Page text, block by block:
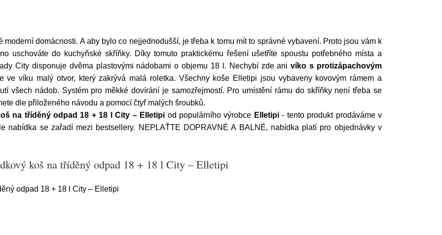
domácnosti. A aby bylo co nejjednodušší, je třeba k tomu mít to správné vybavení. Proto jsou vám k
uschováte do kuchyňské skříňky. Díky tomuto praktickému řešení ušetříte spoustu potřebného místa a
City disponuje dvěma plastovými nádobami o objemu 18 l. Nechybí zde anivíko s protizápachovým
ve víku malý otvor, který zakrývá malá roletka. Všechny koše Elletipi jsou vybaveny kovovým rámem a
všech nádob. Systém pro měkké dovírání je samozřejmostí. Pro umístění rámu do skříňky není třeba se
dle přiloženého návodu a pomocí čtyř malých šroubků.
na tříděný odpad 18 + 18 l City – Elletipi od populárního výrobce Elletipi- tento produkt prodáváme v
nabídka se zařadí mezi bestsellery. NEPLAŤTE DOPRAVNÉ A BALNÉ, nabídka platí pro objednávky v
koš na tříděný odpad 18 + 18 l City – Elletipi
odpad 18 + 18 l City – Elletipi